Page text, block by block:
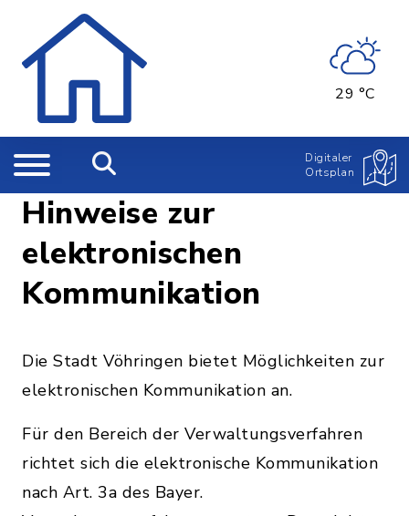
29 °C
Digitaler
Ortsplan
Hinweise zur
elektronischen
Kommunikation
Die Stadt Vöhringen bietet Möglichkeiten zur
elektronischen Kommunikation an.
Für den Bereich der Verwaltungsverfahren
richtet sich die elektronische Kommunikation
nach Art. 3a des Bayer.